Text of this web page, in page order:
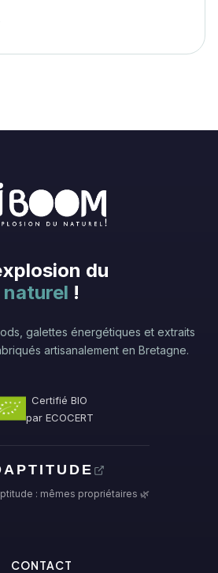
du
naturel !
galettes énergétiques et extraits
artisanalement en Bretagne.
Certifié BIO
par ECOCERT
: mêmes propriétaires 🌿
CONTACT